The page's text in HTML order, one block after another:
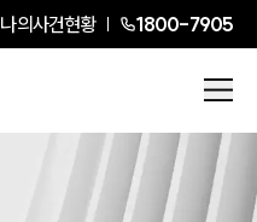
나의사건현황 1800-7905